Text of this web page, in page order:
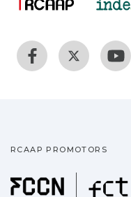
RCAAP PROMOTORS